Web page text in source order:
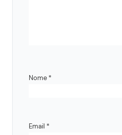
Nome *
Email *